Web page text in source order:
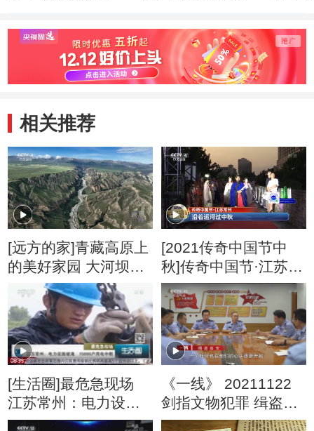
相关推荐
[远方的家]青藏高原上
的美好家园 大河坝：
兴海县的“小江南”
[2021传奇中国节中
秋]传奇中国节·江苏常
州 沿着运河过中秋
[生活圈]最危急现场
江苏常州：电力设施
被淹 15000户用电中
《一线》 20211122
剑指文物犯罪 缉盗追
宝